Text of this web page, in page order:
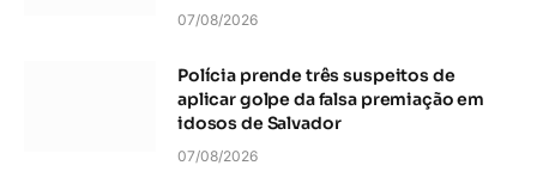
07/08/2026
Polícia prende três suspeitos de
aplicar golpe da falsa premiação em
idosos de Salvador
07/08/2026